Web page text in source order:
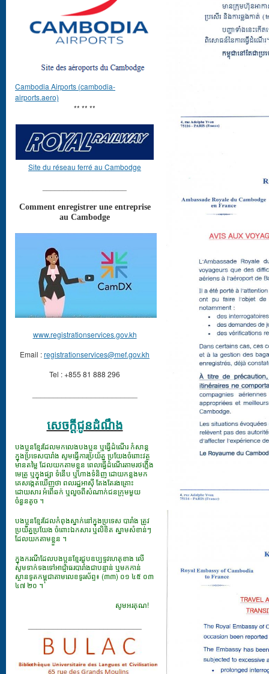
Cambodia Airports (cambodia-
airports.aero)
** ** **
Site du réseau ferré au Cambodge
Comment enregistrer une entreprise
au Cambodge
www.registrationservices.gov.kh
Email :registrationservices@mef.gov.kh
Tel : +855 81 888 296
សេចក្ដីជូនដំណឹង
បងប្អូនខ្មែរដែលមកលេងបងប្អូន ឬធ្វើដំណើរ កំសាន្ត
ក្នុងប្រទេសបារាំង សូមធ្វើការប្រយ័ត្ន ប្រយែងចំពោះវត្ថុ
មានតម្លៃ ដែលយកតាមខ្លួន ពេលធ្វើដំណើរតាមរថភ្លើង
មេត្រូ ឬក្នុងផ្សា ទំនើប ឬហាងទំនិញ ដោយកន្លងមក
គេសង្កេតឃើញថា ពលរដ្ឋអាស៊ី តែងតែរងគ្រោះ
ដោយសារ អំពើឆក់ ឬលួចពីសំណាក់ជនក្រុមមួយ
ចំនួនតូច ។
បងប្អូនខ្មែរដែលកំពុងស្នាក់នៅក្នុងប្រទេស បារាំង ត្រូវ
ប្រយ័ត្នប្រយែង ចំពោះឯកសារ​ ឬលិខិត ស្នាមសំខាន់ៗ
ដែលយកតាមខ្លួន ។
ក្នុងករណីដែលបងប្អូនខ្មែរជួបឧប្បទ្ទវហេតុខាង លើ
សូមទាក់ទងទៅអាជ្ញាធរបារាំងជាបន្ទាន់ ឬមកកាន់
ស្ថានទូតកម្ពុជាតាមលេខទូរស័ព្ទ៖ (៣៣) ០១ ៤៥ ០៣
៤៧ ២០ ។
សូមអរគុណ!